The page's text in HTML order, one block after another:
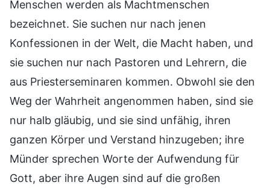
Menschen werden als Machtmenschen
bezeichnet. Sie suchen nur nach jenen
Konfessionen in der Welt, die Macht haben, und
sie suchen nur nach Pastoren und Lehrern, die
aus Priesterseminaren kommen. Obwohl sie den
Weg der Wahrheit angenommen haben, sind sie
nur halb gläubig, und sie sind unfähig, ihren
ganzen Körper und Verstand hinzugeben; ihre
Münder sprechen Worte der Aufwendung für
Gott, aber ihre Augen sind auf die großen